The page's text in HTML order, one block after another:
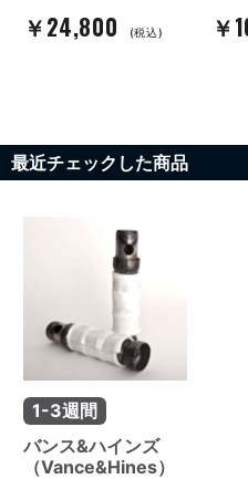
￥24,800 (税込) ￥
最近チェックした商品
1-3週間
バンス&ハインズ
（Vance&Hines）